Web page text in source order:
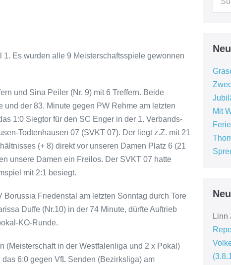
Es wurden alle 9 Meisterschaftsspiele gewonnen
und Sina Peiler (Nr. 9) mit 6 Treffern. Beide
der 83. Minute gegen PW Rehme am letzten
1:0 Siegtor für den SC Enger in der 1. Verbands-
Todtenhausen 07 (SVKT 07). Der liegt z.Z. mit 21
(+ 8) direkt vor unseren Damen Platz 6 (21
unsere Damen ein Freilos. Der SVKT 07 hatte
mit 2:1 besiegt.
Friedenstal am letzten Sonntag durch Tore
Duffe (Nr.10) in der 74 Minute, dürfte Auftrieb
KO-Runde.
(Meisterschaft in der Westfalenliga und 2 x Pokal)
6:0 gegen VfL Senden (Bezirksliga) am
Mit
Linn